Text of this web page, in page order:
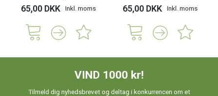
65,00 DKK Inkl. moms 65,00 DKK Inkl. moms
VIND 1000 kr!
Tilmeld dig nyhedsbrevet og deltag i konkurrencen om et